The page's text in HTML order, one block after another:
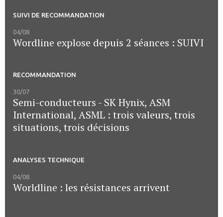
SUIVI DE RECOMMANDATION
04/08
Wordline explose depuis 2 séances : SUIVI
RECOMMANDATION
30/07
Semi-conducteurs - SK Hynix, ASM
International, ASML : trois valeurs, trois
situations, trois décisions
ANALYSES TECHNIQUE
04/08
Worldline : les résistances arrivent